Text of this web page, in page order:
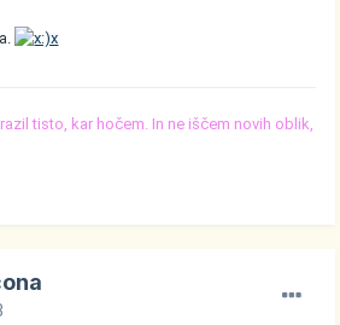
tisto, kar hočem. In ne iščem novih oblik,